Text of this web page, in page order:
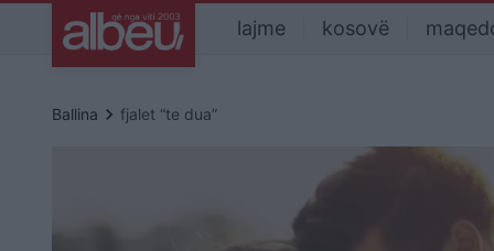
lajme kosovë
Ballina keyboard_arrow_right fjalet “te dua”